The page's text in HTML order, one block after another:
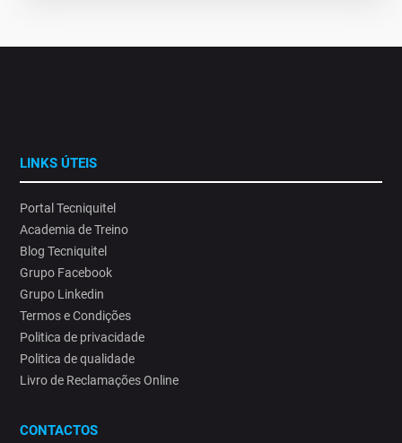
LINKS ÚTEIS
Portal Tecniquitel
Academia de Treino
Blog Tecniquitel
Grupo Facebook
Grupo Linkedin
Termos e Condições
Politica de privacidade
Politica de qualidade
Livro de Reclamações Online
CONTACTOS